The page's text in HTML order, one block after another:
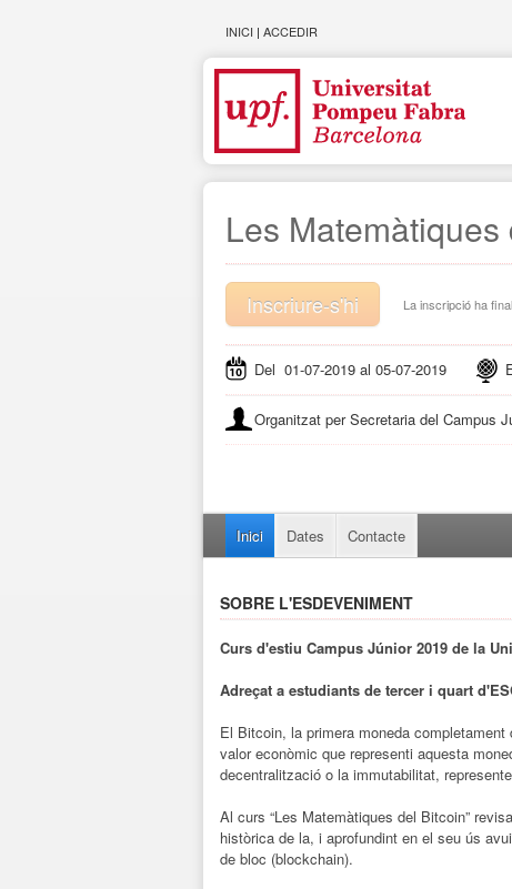
INICI | ACCEDIR
Les Matemàtiques
La inscripció ha
Inscriure-s'hi
Del 01-07-2019 al 05-07-2019
Organitzat per Secretaria del Campus
Inici Dates Contacte
SOBRE L'ESDEVENIMENT
Curs d'estiu Campus Júnior 2019 de la
Adreçat a estudiants de tercer i quart
El Bitcoin, la primera moneda
valor econòmic que representi aquesta
decentralització o la immutabilitat,
Al curs “Les Matemàtiques del Bitcoin”
històrica de la, i aprofundint en el seu ús
de bloc (blockchain).